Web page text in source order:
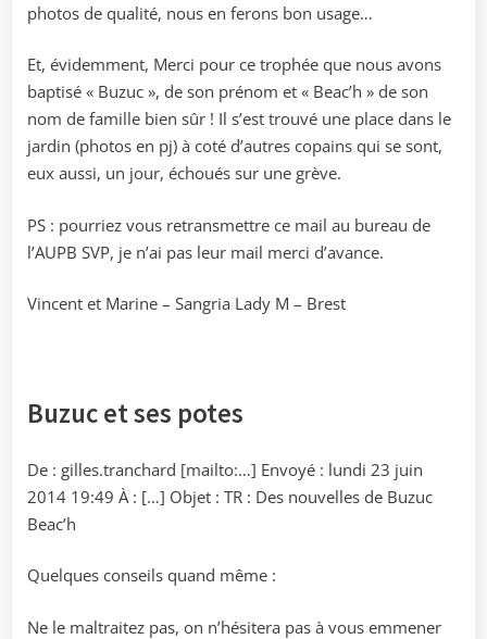
photos de qualité, nous en ferons bon usage…
Et, évidemment, Merci pour ce trophée que nous avons
baptisé « Buzuc », de son prénom et « Beac’h » de son
nom de famille bien sûr ! Il s’est trouvé une place dans le
jardin (photos en pj) à coté d’autres copains qui se sont,
eux aussi, un jour, échoués sur une grève.
PS : pourriez vous retransmettre ce mail au bureau de
l’AUPB SVP, je n’ai pas leur mail merci d’avance.
Vincent et Marine – Sangria Lady M – Brest
Buzuc et ses potes
De : gilles.tranchard [mailto:…] Envoyé : lundi 23 juin
2014 19:49 À : […] Objet : TR : Des nouvelles de Buzuc
Beac’h
Quelques conseils quand même :
Ne le maltraitez pas, on n’hésitera pas à vous emmener